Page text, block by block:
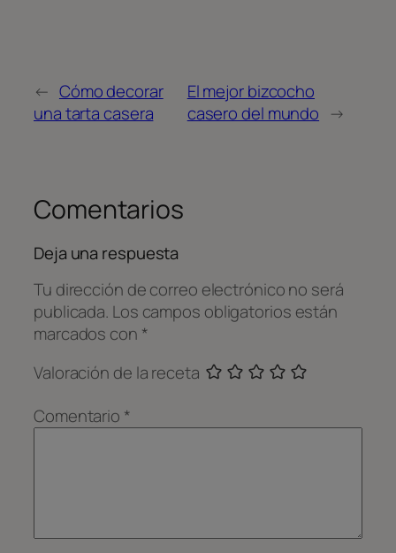
← Cómo decorar
una tarta casera
El mejor bizcocho
casero del mundo →
Comentarios
Deja una respuesta
Tu dirección de correo electrónico no será
publicada. Los campos obligatorios están
marcados con *
Valoración de la receta
Comentario *